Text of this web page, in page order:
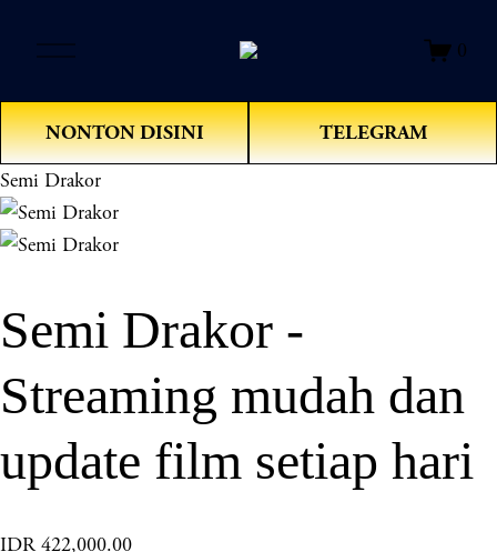
e
n
M
e
u
0
NONTON DISINI TELEGRAM
Semi Drakor
Semi Drakor -
Streaming mudah dan
update film setiap hari
IDR 422,000.00